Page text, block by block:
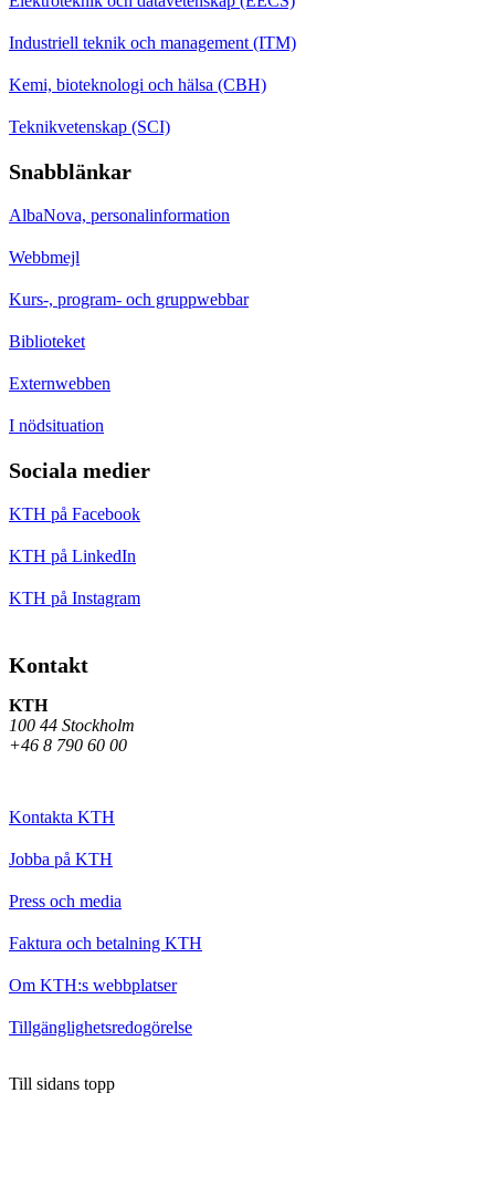
Industriell teknik och management (ITM)
Kemi, bioteknologi och hälsa (CBH)
Teknikvetenskap (SCI)
Snabblänkar
AlbaNova, personalinformation
Webbmejl
Kurs-, program- och gruppwebbar
Biblioteket
Externwebben
I nödsituation
Sociala medier
KTH på Facebook
KTH på LinkedIn
KTH på Instagram
Kontakt
KTH
100 44 Stockholm
+46 8 790 60 00
Kontakta KTH
Jobba på KTH
Press och media
Faktura och betalning KTH
Om KTH:s webbplatser
Tillgänglighetsredogörelse
Till sidans topp